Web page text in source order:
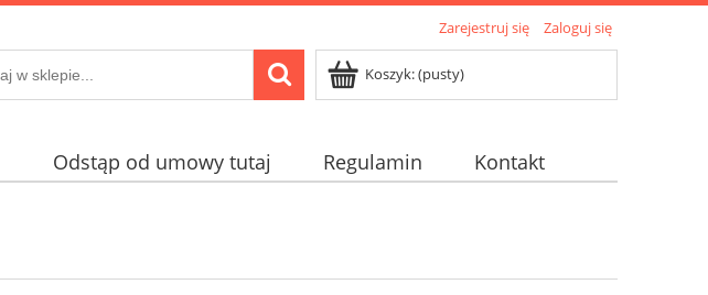
Zarejestruj się Zaloguj się
Koszyk:(pusty)
Odstąp od umowy tutaj Regulamin Kontakt